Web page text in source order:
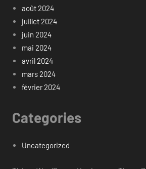
août 2024
juillet 2024
juin 2024
mai 2024
avril 2024
mars 2024
février 2024
Categories
Uncategorized